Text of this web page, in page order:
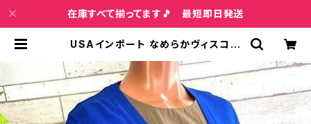
在庫すべて揃ってます🎵 最短即日発送
USAインポート なめらかヴィスコー
ルー | インポートファッション＆ジュ
エリー Wish Bone VIP